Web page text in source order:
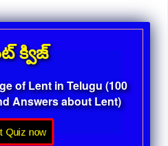
క్విజ్
of Lent in Telugu (100
Answers about Lent)
Quiz now